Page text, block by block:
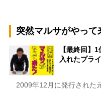
突然マルサがやって
【最終回】
入れたプラ
2009年12月に発行された